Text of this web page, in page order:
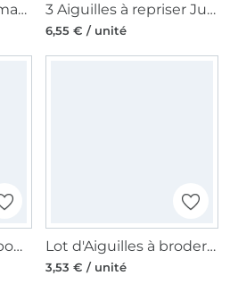
2 Aiguilles doubles machine à coudre Organ, 130/705 H, 80/2,5mm 3 Aiguilles à repriser Jumbo Clover, 2,50 x 70 mm
6,55 € / unité
3 Aiguilles courbes pour bourrelier Prym N°2,4,5, couleur argent Lot d'Aiguilles à broder Taille 75, Titan
3,53 € / unité